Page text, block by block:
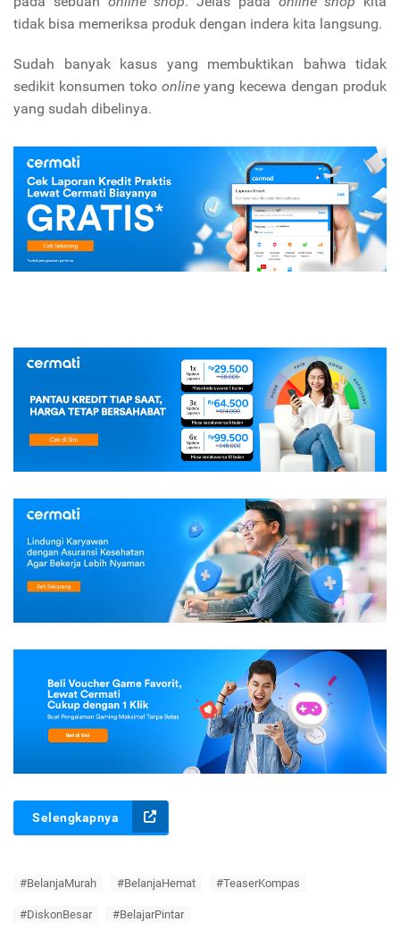
tidak bisa memeriksa produk dengan indera kita langsung.
Sudah banyak kasus yang membuktikan bahwa tidak
sedikit konsumen toko onlineyang kecewa dengan produk
yang sudah dibelinya.
Selengkapnya
#BelanjaMurah #BelanjaHemat #TeaserKompas
#DiskonBesar #BelajarPintar